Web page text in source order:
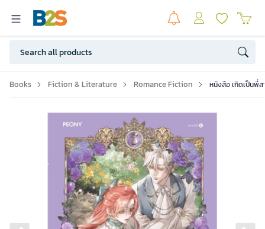
Books Fiction & Literature Romance Fiction หนังสือ เกิดเป็นพี่ส